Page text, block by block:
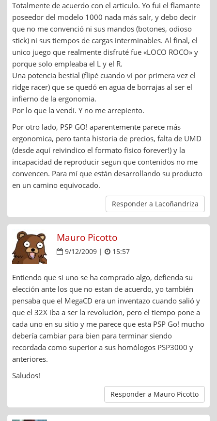
Totalmente de acuerdo con el articulo. Yo fui el flamante
poseedor del modelo 1000 nada más salr, y debo decir
que no me convenció ni sus mandos (botones, odioso
stick) ni sus tiempos de cargas interminables. Al final, el
unico juego que realmente disfruté fue «LOCO ROCO» y
porque solo empleaba el L y el R.
Una potencia bestial (flipé cuando vi por primera vez el
ridge racer) que se quedó en agua de borrajas al ser el
infierno de la ergonomia.
Por lo que la vendí. Y no me arrepiento.
Por otro lado, PSP GO! aparentemente parece más
ergonomica, pero tanta historia de precios, falta de UMD
(desde aquí reivindico el formato fisico forever!) y la
incapacidad de reproducir segun que contenidos no me
convencen. Para mí que están desarrollando su producto
en un camino equivocado.
Responder a Lacoñandriza
Mauro Picotto
9/12/2009 | 15:57
Entiendo que si uno se ha comprado algo, defienda su
elección ante los que no estan de acuerdo, yo también
pensaba que el MegaCD era un inventazo cuando salió y
que el 32X iba a ser la revolución, pero el tiempo pone a
cada uno en su sitio y me parece que esta PSP Go! mucho
debería cambiar para bien para terminar siendo
recordada como superior a sus homólogos PSP3000 y
anteriores.
Saludos!
Responder a Mauro Picotto